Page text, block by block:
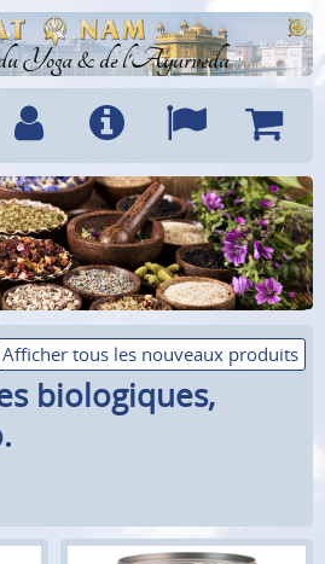
Yoga & de l'Ayurveda
Info LanguesPanier
Afficher tous les nouveaux produits
biologiques,